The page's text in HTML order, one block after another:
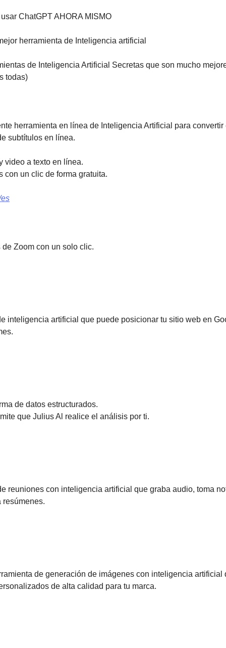
ChatGPT AHORA MISMO
herramienta de Inteligencia artificial
de Inteligencia Artificial Secretas que son mucho
todas)
herramienta en línea de Inteligencia Artificial para
subtítulos en línea.
video a texto en línea.
con un clic de forma gratuita.
Zoom con un solo clic.
inteligencia artificial que puede posicionar tu sitio web en
de datos estructurados.
que Julius Al realice el análisis por ti.
reuniones con inteligencia artificial que graba audio, toma
resúmenes.
de generación de imágenes con inteligencia artificial
de alta calidad para tu marca.